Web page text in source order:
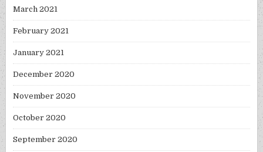
March 2021
February 2021
January 2021
December 2020
November 2020
October 2020
September 2020